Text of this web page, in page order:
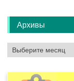
Архивы
Архивы